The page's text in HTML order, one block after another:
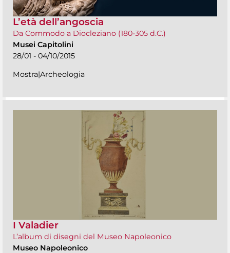
L’età dell’angoscia
Da Commodo a Diocleziano (180-305 d.C.)
Musei Capitolini
28/01 - 04/10/2015
Mostra|Archeologia
I Valadier
L’album di disegni del Museo Napoleonico
Museo Napoleonico